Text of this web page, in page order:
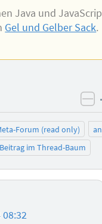
Java und
Gel und Gelber Sack.
Forum (read only)
Beitrag im Thread-Baum
08:32